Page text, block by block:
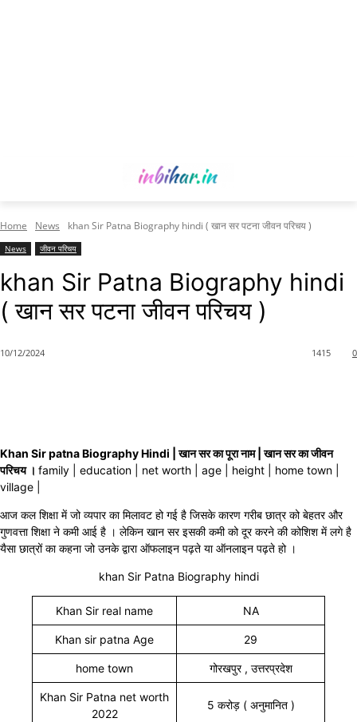
Home News khan Sir Patna Biography hindi ( खान सर पटना जीवन परिचय )
News जीवन परिचय
khan Sir Patna Biography hindi
( खान सर पटना जीवन परिचय )
10/12/2024 0
1415
Khan Sir patna Biography Hindi | खान सर का पूरा नाम | खान सर का जीवन
परिचय । family | education | net worth | age | height | home town |
village |
आज कल शिक्षा में जो व्यपार का मिलावट हो गई है जिसके कारण गरीब छात्र को बेहतर और
गुणवत्ता शिक्षा ने कमी आई है । लेकिन खान सर इसकी कमी को दूर करने की कोशिश में लगे है
यैसा छात्रों का कहना जो उनके द्वारा ऑफलाइन पढ़ते या ऑनलाइन पढ़ते हो ।
khan Sir Patna Biography hindi
Khan Sir real name NA
Khan sir patna Age 29
home town गोरखपुर , उत्तरप्रदेश
Khan Sir Patna net worth
2022
5 करोड़ ( अनुमानित )